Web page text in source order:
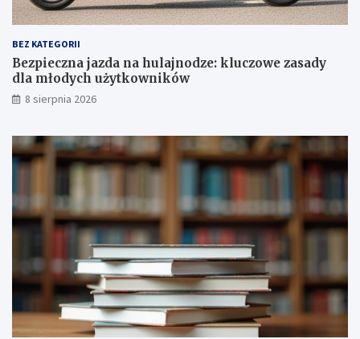
o
w
a
p
o
d
p
a
n
!
a
d
y
d
l
a
m
d
y
h
u
ż
o
n
i
BEZ KATEGORII
Bezpieczna jazda na hulajnodze: kluczowe zasady
dla młodych użytkowników
8 sierpnia 2026